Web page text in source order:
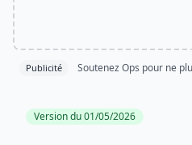
Publicité Soutenez Ops pour ne
Version du 01/05/2026